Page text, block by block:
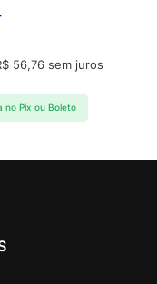
56,76 sem juros
no Pix ou Boleto